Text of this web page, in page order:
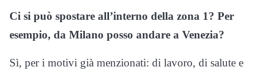
Ci si può spostare all’interno della zona 1? Per
esempio, da Milano posso andare a Venezia?
Sì, per i motivi già menzionati: di lavoro, di salute e